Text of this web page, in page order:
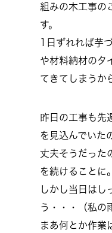
組みの木工事の
す。
1日ずれれば芋
や材料納材のタ
てきてしまうか
昨日の工事も先
を見込んでいた
丈夫そうだった
を続けることに。
しかし当日はし
う・・・（私の
まあ何とか作業